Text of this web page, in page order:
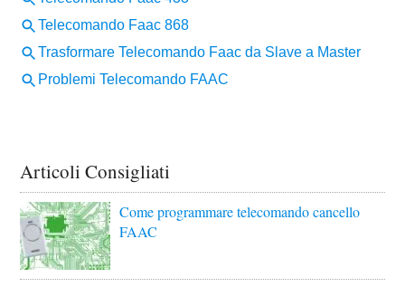
Articoli Consigliati
Come programmare telecomando cancello
FAAC